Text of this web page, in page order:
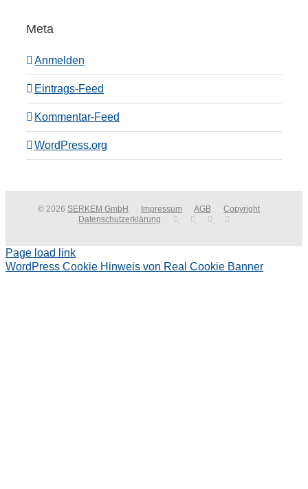
Meta
Anmelden
Eintrags-Feed
Kommentar-Feed
WordPress.org
© 2026 SERKEM GmbH Impressum AGB
Copyright
Datenschutzerklärung
Page load link
WordPress Cookie Hinweis von Real Cookie Banner